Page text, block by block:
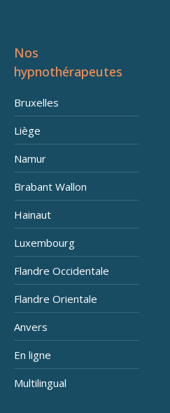
Nos
hypnothérapeutes
Bruxelles
Liège
Namur
Brabant Wallon
Hainaut
Luxembourg
Flandre Occidentale
Flandre Orientale
Anvers
En ligne
Multilingual